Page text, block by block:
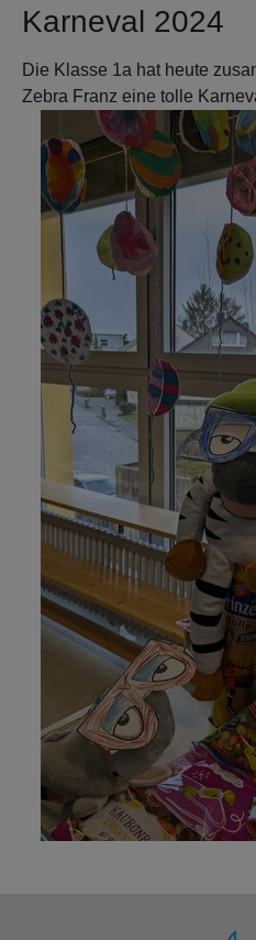
Show larger version
Karneval 2024
Die Klasse 1a hat heute
Zebra Franz eine tolle